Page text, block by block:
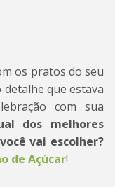
os pratos do seu
que estava
com sua
dos melhores
vai escolher?
de Açúcar!